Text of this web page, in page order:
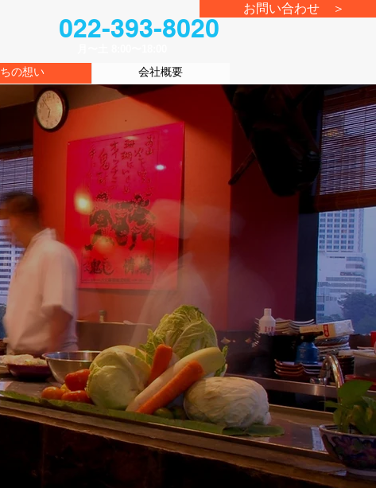
の想い 会社概要
022-393-8020
お問い合わせ ＞